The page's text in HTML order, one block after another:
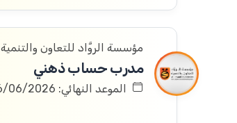
مؤسسة الروَّاد للتعاون والتنمية
مدرب حساب ذهني
الموعد النهائي: 26/06/2026